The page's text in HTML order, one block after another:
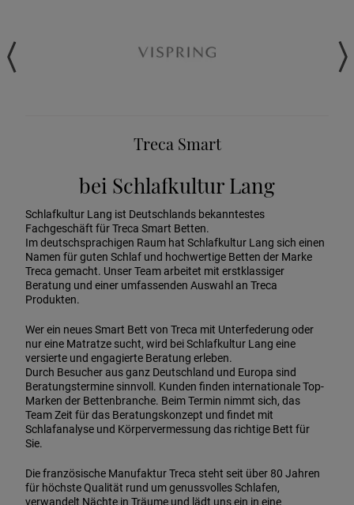
Treca Smart
bei Schlafkultur Lang
Schlafkultur Lang ist Deutschlands bekanntestes
Fachgeschäft für Treca Smart Betten.
Im deutschsprachigen Raum hat Schlafkultur Lang sich einen
Namen für guten Schlaf und hochwertige Betten der Marke
Treca gemacht. Unser Team arbeitet mit erstklassiger
Beratung und einer umfassenden Auswahl an Treca
Produkten.
Wer ein neues Smart Bett von Treca mit Unterfederung oder
nur eine Matratze sucht, wird bei Schlafkultur Lang eine
versierte und engagierte Beratung erleben.
Durch Besucher aus ganz Deutschland und Europa sind
Beratungstermine sinnvoll. Kunden finden internationale Top-
Marken der Bettenbranche. Beim Termin nimmt sich, das
Team Zeit für das Beratungskonzept und findet mit
Schlafanalyse und Körpervermessung das richtige Bett für
Sie.
Die französische Manufaktur Treca steht seit über 80 Jahren
für höchste Qualität rund um genussvolles Schlafen,
verwandelt Nächte in Träume und lädt uns ein in eine